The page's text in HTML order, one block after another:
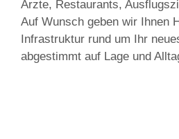
Ärzte, Restaurants,
Auf Wunsch geben wir Ihnen
Infrastruktur rund um Ihr
abgestimmt auf Lage und